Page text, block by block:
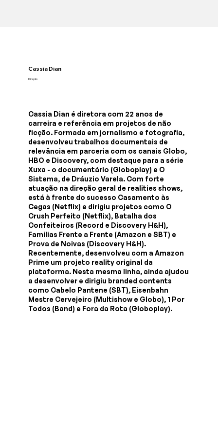
Cassia Dian
Direção
Cassia Dian é diretora com 22 anos de
carreira e referência em projetos de não
ficção. Formada em jornalismo e fotografia,
desenvolveu trabalhos documentais de
relevância em parceria com os canais Globo,
HBO e Discovery, com destaque para a série
Xuxa - o documentário (Globoplay) e O
Sistema, de Dráuzio Varela. Com forte
atuação na direção geral de realities shows,
está à frente do sucesso Casamento às
Cegas (Netflix) e dirigiu projetos como O
Crush Perfeito (Netflix), Batalha dos
Confeiteiros (Record e Discovery H&H),
Famílias Frente a Frente (Amazon e SBT) e
Prova de Noivas (Discovery H&H).
Recentemente, desenvolveu com a Amazon
Prime um projeto reality original da
plataforma. Nesta mesma linha, ainda ajudou
a desenvolver e dirigiu branded contents
como Cabelo Pantene (SBT), Eisenbahn
Mestre Cervejeiro (Multishow e Globo), 1 Por
Todos (Band) e Fora da Rota (Globoplay).